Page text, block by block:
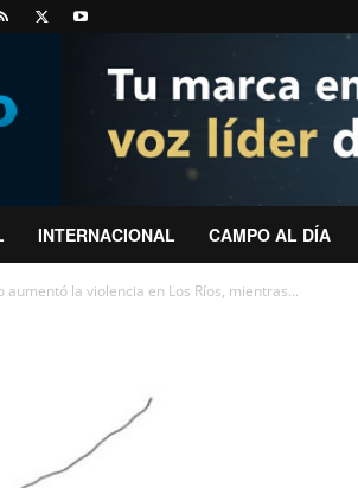
INTERNACIONAL CAMPO AL DÍA
aumentó la violencia en Los Ríos, mientras...